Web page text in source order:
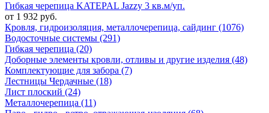
Гибкая черепица KATEPAL Jazzy 3 кв.м/уп.
от 1 932 руб.
Кровля, гидроизоляция, металлочерепица, сайдинг (1076)
Водосточные системы (291)
Гибкая черепица (20)
Доборные элементы кровли, отливы и другие изделия (48)
Комплектующие для забора (7)
Лестницы Чердачные (18)
Лист плоский (24)
Металлочерепица (11)